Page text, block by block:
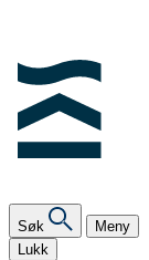
Søk
Meny
Lukk